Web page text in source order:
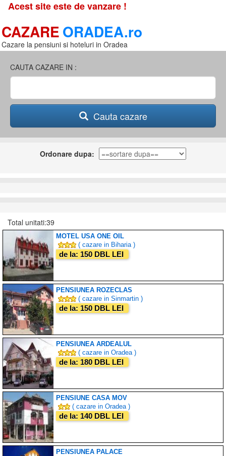
Acest site este de vanzare !
CAZAREORADEA.ro
Cazare la pensiuni si hoteluri in Oradea
CAUTA CAZARE IN :
Cauta cazare
Ordonare dupa:
Total unitati:39
MOTEL USA ONE OIL
( cazare in Biharia )
de la: 150 DBL LEI
PENSIUNEA ROZECLAS
( cazare in Sinmartin )
de la: 150 DBL LEI
PENSIUNEA ARDEALUL
( cazare in Oradea )
de la: 180 DBL LEI
PENSIUNE CASA MOV
( cazare in Oradea )
de la: 140 DBL LEI
PENSIUNEA PALACE